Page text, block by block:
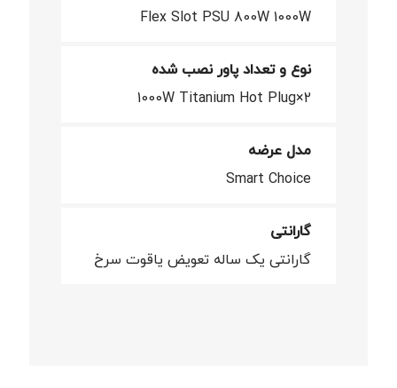
Flex Slot PSU 800W 1000W
نوع و تعداد پاور نصب شده
2×1000W Titanium Hot Plug
مدل عرضه
Smart Choice
گارانتی
گارانتی یک ساله تعویض یاقوت سرخ